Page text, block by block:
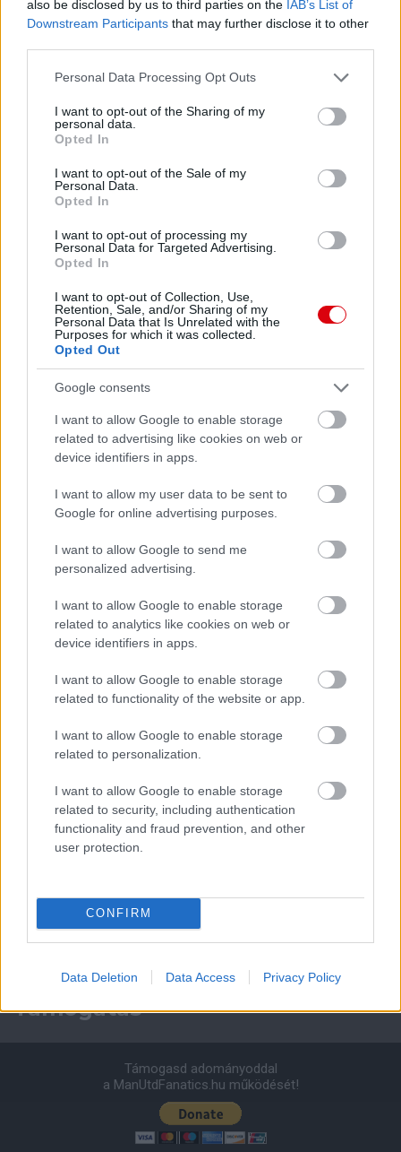
also be disclosed by us to third parties on the IAB’s List of
Downstream Participants that may further disclose it to other
Please note that this website/app uses one or more Google
not limited to your visit or usage behaviour. You may click to
grant or deny consent to Google and its third-party tags to
use your data for below specified purposes in below Google
consent section.
Personal Data Processing Opt Outs
I want to opt-out of the Sharing of my
personal data.
Opted In
I want to opt-out of the Sale of my
Personal Data.
Opted In
I want to opt-out of processing my
Personal Data for Targeted Advertising.
Opted In
I want to opt-out of Collection, Use,
Retention, Sale, and/or Sharing of my
Personal Data that Is Unrelated with the
Purposes for which it was collected.
Opted Out
Google consents
I want to allow Google to enable storage
related to advertising like cookies on web or
device identifiers in apps.
I want to allow my user data to be sent to
Google for online advertising purposes.
I want to allow Google to send me
personalized advertising.
I want to allow Google to enable storage
related to analytics like cookies on web or
device identifiers in apps.
I want to allow Google to enable storage
related to functionality of the website or app.
I want to allow Google to enable storage
related to personalization.
I want to allow Google to enable storage
related to security, including authentication
functionality and fraud prevention, and other
user protection.
CONFIRM
Data Deletion Data Access Privacy Policy
Meccs Center
Paris Saint-Germainvs
Manchester United
Felkészülési szezon 4. mérkőzés
Nya Ullevi, Göteborg
0 nap 16 óra 37 perc 56 másodperc
AC MilanvsManchester United2026-08-15 18:00
ELŐZŐ MÉRKŐZÉSEK
Támogatás
Támogasd adományoddal
a ManUtdFanatics.hu működését!